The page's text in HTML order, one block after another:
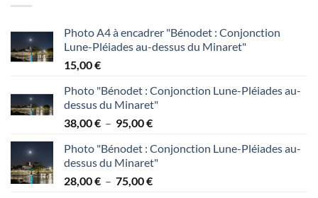
Photo A4 à encadrer "Bénodet : Conjonction
Lune-Pléiades au-dessus du Minaret"
15,00€
Photo "Bénodet : Conjonction Lune-Pléiades au-
dessus du Minaret"
38,00€ – 95,00€Plage
prix :
38,00 €
à
Photo "Bénodet : Conjonction Lune-Pléiades au-
dessus du Minaret"
28,00€ – 75,00€Plage